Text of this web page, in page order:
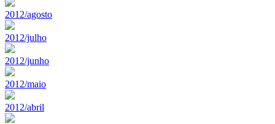
2012/agosto
2012/julho
2012/junho
2012/maio
2012/abril